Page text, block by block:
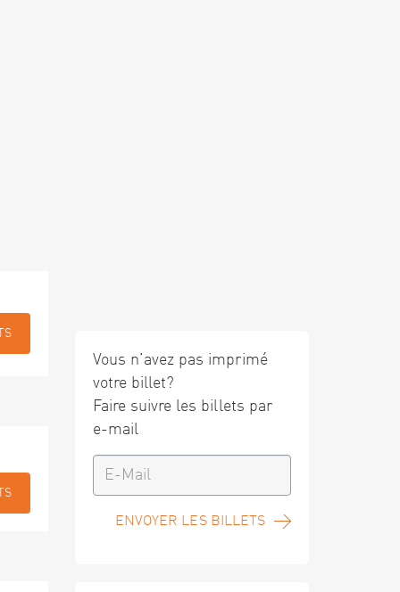
Vous n’avez pas imprimé
votre billet?
Faire suivre les billets par
e-mail
ENVOYER LES BILLETS